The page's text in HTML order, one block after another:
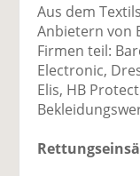
Aus dem
Anbietern von
Firmen teil:
Electronic,
Elis, HB